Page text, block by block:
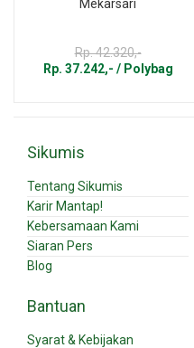
Mekarsari
Rp. 42.320,-
Rp. 37.242,- / Polybag
Sikumis
Tentang Sikumis
Karir Mantap!
Kebersamaan Kami
Siaran Pers
Blog
Bantuan
Syarat & Kebijakan